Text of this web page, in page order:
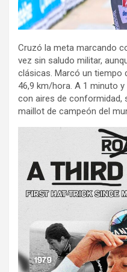
Cruzó la meta marcando
vez sin saludo militar,
clásicas. Marcó un tiempo
46,9 km/hora. A 1 minuto
con aires de conformidad,
maillot de campeón del